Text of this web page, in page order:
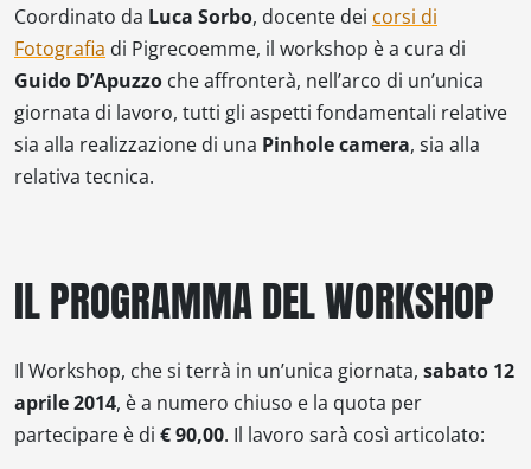
Coordinato da Luca Sorbo, docente dei corsi di
Fotografia di Pigrecoemme, il workshop è a cura di
Guido D’Apuzzo che affronterà, nell’arco di un’unica
giornata di lavoro, tutti gli aspetti fondamentali relative
sia alla realizzazione di una Pinholecamera, sia alla
relativa tecnica.
IL PROGRAMMA DEL WORKSHOP
Il Workshop, che si terrà in un’unica giornata, sabato 12
aprile 2014, è a numero chiuso e la quota per
partecipare è di € 90,00. Il lavoro sarà così articolato: